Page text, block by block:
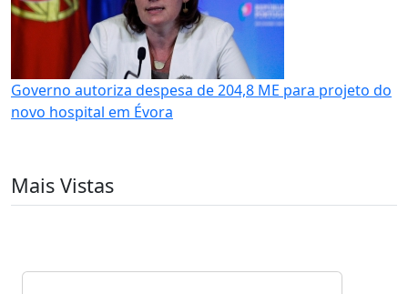
Governo autoriza despesa de 204,8 ME para projeto do
novo hospital em Évora
Mais Vistas